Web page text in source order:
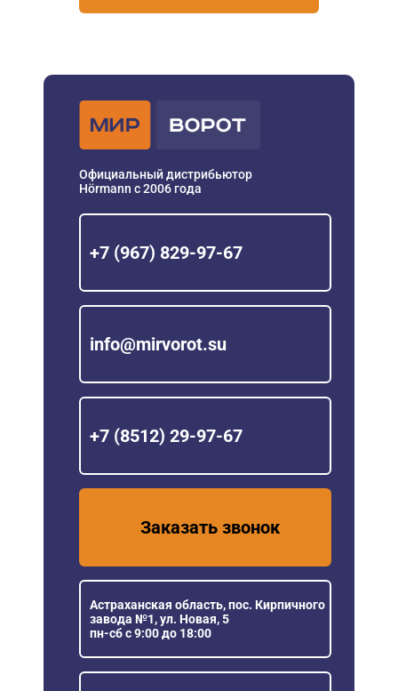
Официальный дистрибьютор
Hörmann с 2006 года
+7 (967) 829-97-67
info@mirvorot.su
+7 (8512) 29-97-67
Заказать звонок
Астраханская область, пос. Кирпичного
завода №1, ул. Новая, 5
пн-сб с 9:00 до 18:00